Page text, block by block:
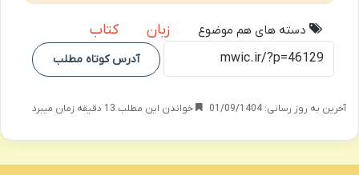
دسته های هم موضوع زبان کتاب
آدرس کوتاه مطلب
آخرین به روز رسانی: 01/09/1404 خواندن این مطلب 13 دقیقه زمان میبرد